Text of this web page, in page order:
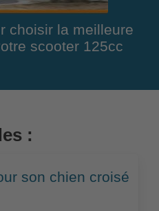
choisir la meilleure
scooter 125cc
:
son chien croisé